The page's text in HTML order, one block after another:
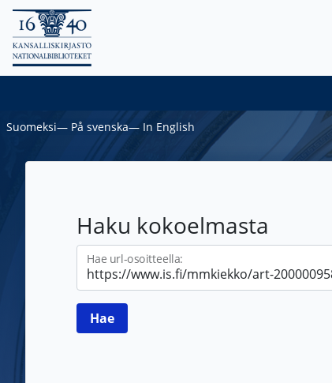
Suomeksi― På svenska― In English
Haku kokoelmasta
Hae url-osoitteella: